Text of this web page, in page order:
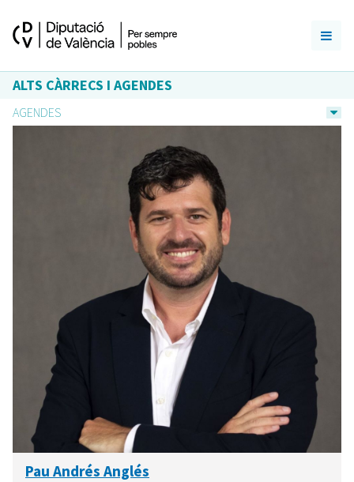
ALTS CÀRRECS I AGENDES
AGENDES
Pau Andrés Anglés